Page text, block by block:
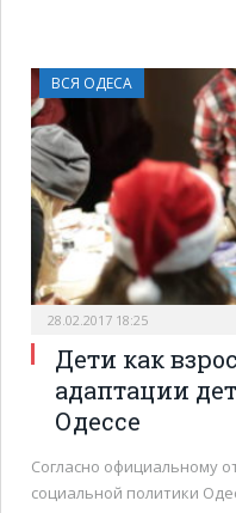
ВСЯ ОДЕСА
28.02.2017 18:25
Дети как
адаптации
Одессе
Согласно официальному
социальной политики